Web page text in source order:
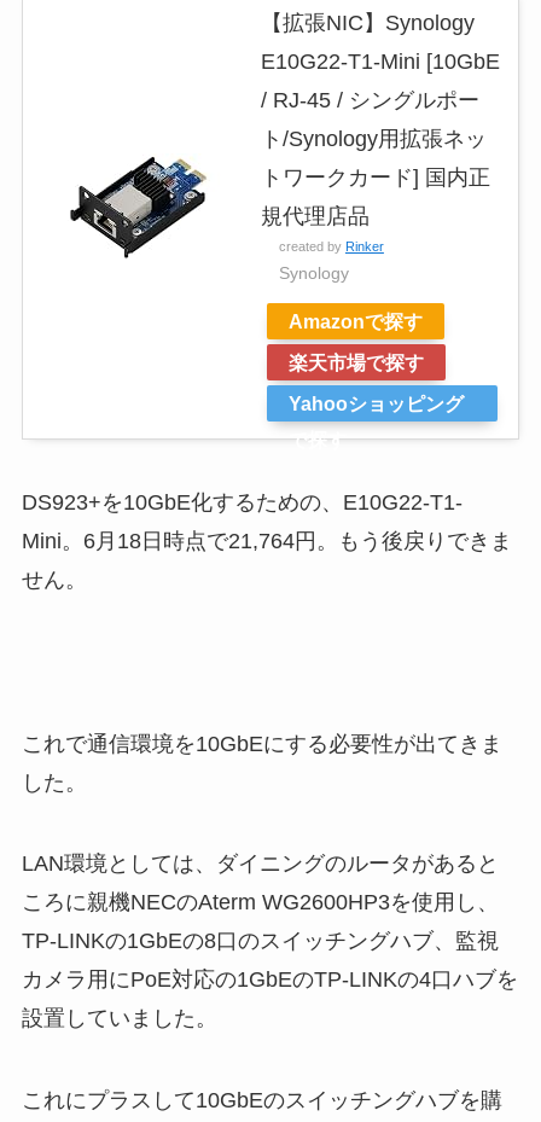
【拡張NIC】Synology
E10G22-T1-Mini [10GbE
/ RJ-45 / シングルポー
ト/Synology用拡張ネッ
トワークカード] 国内正
規代理店品
created by Rinker
Synology
Amazonで探す
楽天市場で探す
Yahooショッピング
で探す
DS923+を10GbE化するための、E10G22-T1-
Mini。6月18日時点で21,764円。もう後戻りできま
せん。
これで通信環境を10GbEにする必要性が出てきま
した。
LAN環境としては、ダイニングのルータがあると
ころに親機NECのAterm WG2600HP3を使用し、
TP-LINKの1GbEの8口のスイッチングハブ、監視
カメラ用にPoE対応の1GbEのTP-LINKの4口ハブを
設置していました。
これにプラスして10GbEのスイッチングハブを購